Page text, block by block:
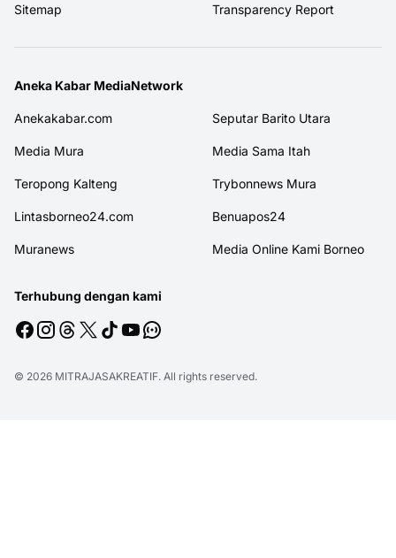
Sitemap Transparency Report
Aneka Kabar MediaNetwork
Anekakabar.com Seputar Barito Utara
Media Mura Media Sama Itah
Teropong Kalteng Trybonnews Mura
Lintasborneo24.com Benuapos24
Muranews Media Online Kami Borneo
Terhubung dengan kami
© 2026 MITRAJASAKREATIF. All rights reserved.